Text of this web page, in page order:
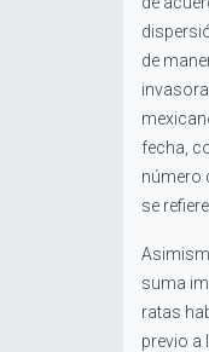
de
fecha,
número
se
suma
ratas
previo a